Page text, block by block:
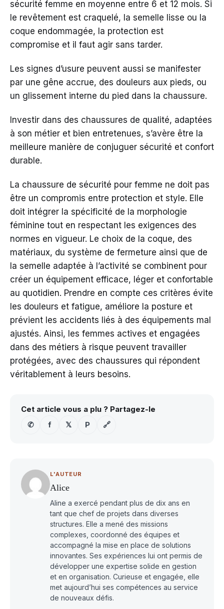
sécurité femme en moyenne entre 6 et 12 mois. Si
le revêtement est craquelé, la semelle lisse ou la
coque endommagée, la protection est
compromise et il faut agir sans tarder.
Les signes d’usure peuvent aussi se manifester
par une gêne accrue, des douleurs aux pieds, ou
un glissement interne du pied dans la chaussure.
Investir dans des chaussures de qualité, adaptées
à son métier et bien entretenues, s’avère être la
meilleure manière de conjuguer sécurité et confort
durable.
La chaussure de sécurité pour femme ne doit pas
être un compromis entre protection et style. Elle
doit intégrer la spécificité de la morphologie
féminine tout en respectant les exigences des
normes en vigueur. Le choix de la coque, des
matériaux, du système de fermeture ainsi que de
la semelle adaptée à l’activité se combinent pour
créer un équipement efficace, léger et confortable
au quotidien. Prendre en compte ces critères évite
les douleurs et fatigue, améliore la posture et
prévient les accidents liés à des équipements mal
ajustés. Ainsi, les femmes actives et engagées
dans des métiers à risque peuvent travailler
protégées, avec des chaussures qui répondent
véritablement à leurs besoins.
Cet article vous a plu ? Partagez-le
✆
f 𝕏 P 🔗
L'AUTEUR
Alice
Aline a exercé pendant plus de dix ans en
tant que chef de projets dans diverses
structures. Elle a mené des missions
complexes, coordonné des équipes et
accompagné la mise en place de solutions
innovantes. Ses expériences lui ont permis de
développer une expertise solide en gestion
et en organisation. Curieuse et engagée, elle
met aujourd’hui ses compétences au service
de nouveaux défis.